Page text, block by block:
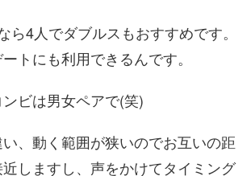
ら4人でダブルスもおすすめです。
トにも利用できるんです。
ビは男女ペアで(笑)
、動く範囲が狭いのでお互いの距
しますし、声をかけてタイミング